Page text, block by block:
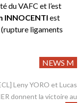
du VAFC et l’est
INNOCENTI est
ligaments
NEWS M
Leny YORO et Lucas
donnent la victoire au